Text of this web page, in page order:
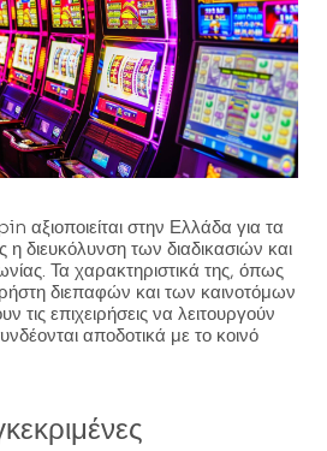
στην Ελλάδα για τα
διευκόλυνση των διαδικασιών και
Τα χαρακτηριστικά της, όπως
διεπαφών και των καινοτόμων
τις επιχειρήσεις να λειτουργούν
αποδοτικά με το κοινό